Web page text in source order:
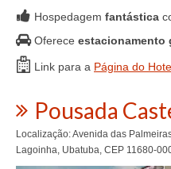
Hospedagem fantástica
Oferece estacionamento
Link para a Página do
Pousada
Localização: Avenida das
Lagoinha, Ubatuba, CEP 11680-